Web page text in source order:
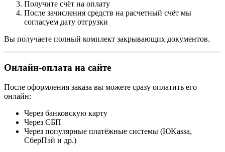
Получите счёт на оплату
После зачисления средств на расчетный счёт мы
согласуем дату отгрузки
Вы получаете полный комплект закрывающих документов.
Онлайн-оплата на сайте
После оформления заказа вы можете сразу оплатить его
онлайн:
Через банковскую карту
Через СБП
Через популярные платёжные системы (ЮKassa,
СберПэй и др.)